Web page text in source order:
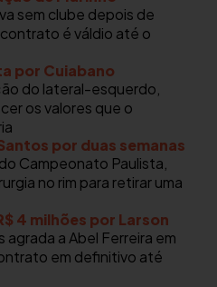
sem clube depois de
é váldio até o
por Cuiabano
do lateral-esquerdo,
os valores que o
por duas semanas
Campeonato Paulista,
no rim para retirar uma
4 milhões por Larson
a Abel Ferreira em
em definitivo até